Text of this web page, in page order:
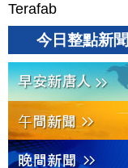
Terafab
今日整點新聞